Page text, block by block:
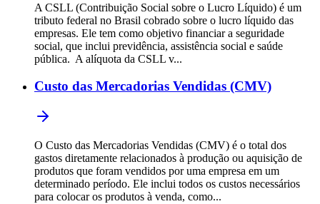
A CSLL (Contribuição Social sobre o Lucro Líquido) é um
tributo federal no Brasil cobrado sobre o lucro líquido das
empresas. Ele tem como objetivo financiar a seguridade
social, que inclui previdência, assistência social e saúde
pública. A alíquota da CSLL v...
Custo das Mercadorias Vendidas (CMV)
O Custo das Mercadorias Vendidas (CMV) é o total dos
gastos diretamente relacionados à produção ou aquisição de
produtos que foram vendidos por uma empresa em um
determinado período. Ele inclui todos os custos necessários
para colocar os produtos à venda, como...